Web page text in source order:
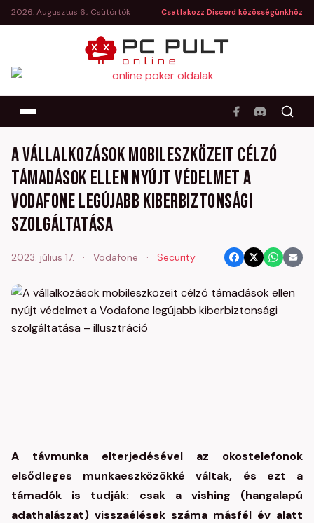
2026. Augusztus 6., Csütörtök Csatlakozz Discord közösségünkhöz
A vállalkozások mobileszközeit célzó
támadások ellen nyújt védelmet a
Vodafone legújabb kiberbiztonsági
szolgáltatása
2023. július 17. · Vodafone · Security
A távmunka elterjedésével az okostelefonok
elsődleges munkaeszközökké váltak, és ezt a
támadók is tudják: csak a vishing (hangalapú
adathalászat) visszaélések száma másfél év alatt